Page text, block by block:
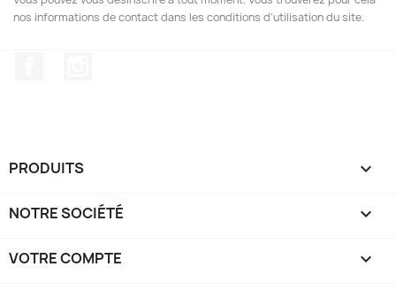
nos informations de contact dans les conditions d'utilisation du site.
PRODUITS 
NOTRE SOCIÉTÉ 
VOTRE COMPTE 